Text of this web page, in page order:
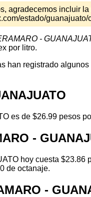
agradecemos incluir
estado/guanajuato/
-
por litro.
han registrado
es de $26.99 pesos
-
hoy cuesta
de octanaje.
-